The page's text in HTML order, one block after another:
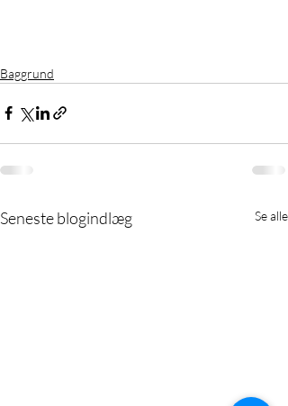
Baggrund
Seneste blogindlæg Se alle